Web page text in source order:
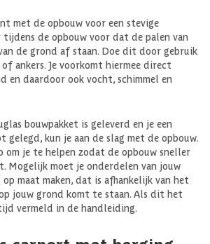
met de opbouw voor een stevige
de opbouw voor dat de palen van
de grond af staan. Doe dit door gebruik
ankers. Je voorkomt hiermee direct
en daardoor ook vocht, schimmel en
bouwpakket is geleverd en je een
gelegd, kun je aan de slag met de opbouw.
om je te helpen zodat de opbouw sneller
Mogelijk moet je onderdelen van jouw
maat maken, dat is afhankelijk van het
jouw grond komt te staan. Als dit het
vermeld in de handleiding.